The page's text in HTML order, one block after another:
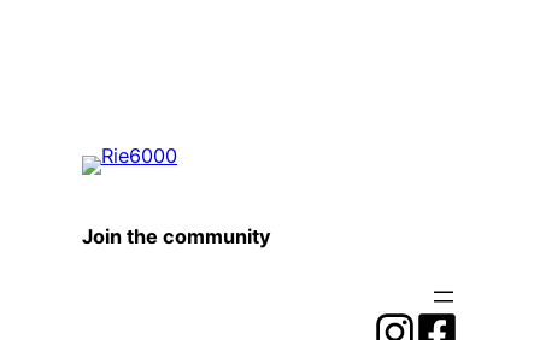
Join the community